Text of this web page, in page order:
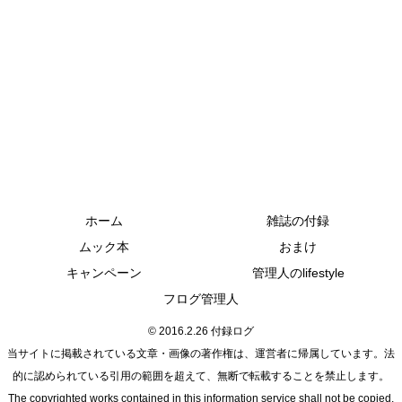
ホーム
雑誌の付録
ムック本
おまけ
キャンペーン
管理人のlifestyle
フログ管理人
© 2016.2.26 付録ログ
当サイトに掲載されている文章・画像の著作権は、運営者に帰属しています。法
的に認められている引用の範囲を超えて、無断で転載することを禁止します。
The copyrighted works contained in this information service shall not be copied,